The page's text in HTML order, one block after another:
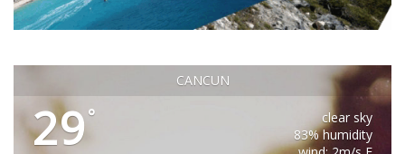
CANCUN
29°
clear sky
83% humidity